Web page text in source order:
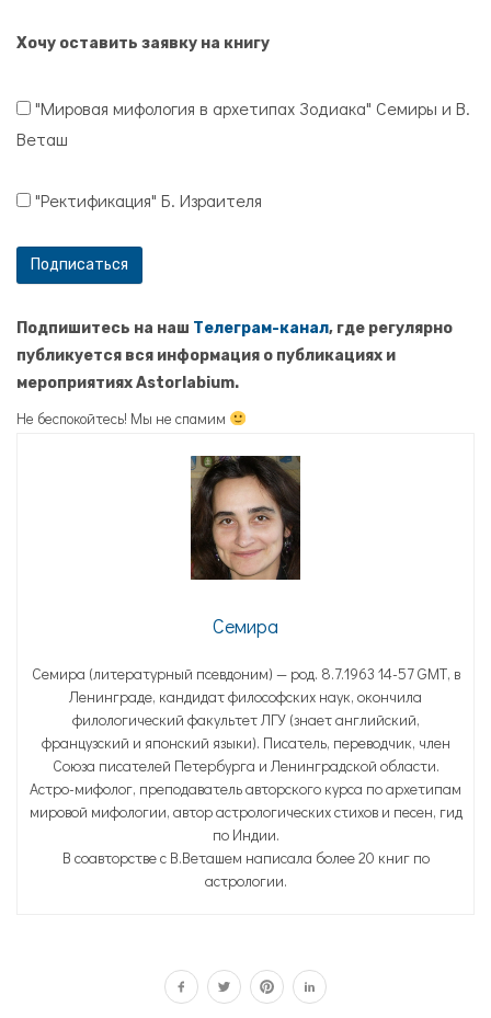
Хочу оставить заявку на книгу
"Мировая мифология в архетипах Зодиака" Семиры и В.
Веташ
"Ректификация" Б. Израителя
Подпишитесь на наш Телеграм-канал, где регулярно
публикуется вся информация о публикациях и
мероприятиях Astorlabium.
Не беспокойтесь! Мы не спамим
Семира
Семира (литературный псевдоним) — род. 8.7.1963 14-57 GМТ, в
Ленинграде, кандидат философских наук, окончила
филологический факультет ЛГУ (знает английский,
французский и японский языки). Писатель, переводчик, член
Союза писателей Петербурга и Ленинградской области.
Астро-мифолог, преподаватель авторского курса по архетипам
мировой мифологии, автор астрологических стихов и песен, гид
по Индии.
В соавторстве с В.Веташем написала более 20 книг по
астрологии.